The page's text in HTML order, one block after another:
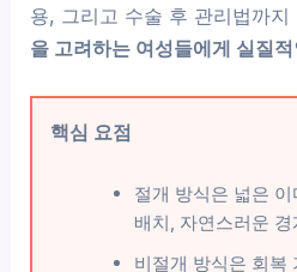
용, 그리고 수술 후 관리법까지
을 고려하는 여성들에게 실질
핵심 요점
절개 방식은 넓은
배치, 자연스러운
비절개 방식은 회복